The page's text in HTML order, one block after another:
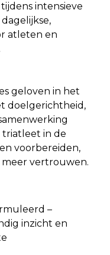
intensieve
atleten en
geloven in het
doelgerichtheid,
triatleet in de
voorbereiden,
vertrouwen.
–
inzicht en